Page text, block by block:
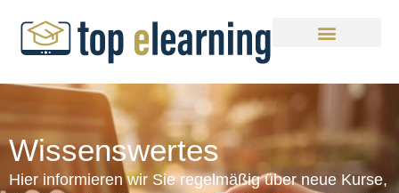
Wissenswertes
Hier informieren wir Sie regelmäßig über neue Kurse,